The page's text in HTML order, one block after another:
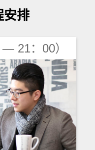
安排
21：00）